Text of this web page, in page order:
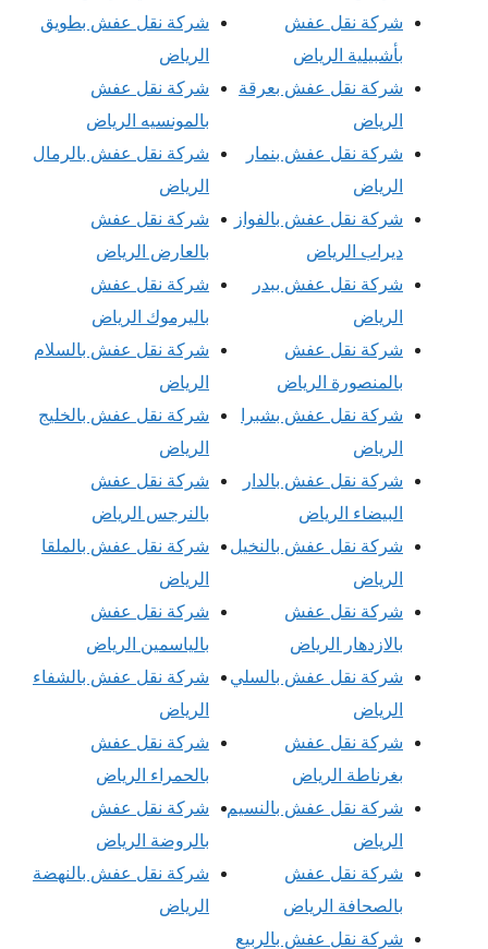
شركة نقل عفش
بأشبيلية الرياض
شركة نقل عفش بعرقة
الرياض
شركة نقل عفش بنمار
الرياض
شركة نقل عفش بالفواز
ديراب الرياض
شركة نقل عفش ببدر
الرياض
شركة نقل عفش
بالمنصورة الرياض
شركة نقل عفش بشبرا
الرياض
شركة نقل عفش بالدار
البيضاء الرياض
شركة نقل عفش بالنخيل
الرياض
شركة نقل عفش
بالازدهار الرياض
شركة نقل عفش بالسلي
الرياض
شركة نقل عفش
بغرناطة الرياض
شركة نقل عفش بالنسيم
الرياض
شركة نقل عفش
بالصحافة الرياض
شركة نقل عفش بالربيع
شركة نقل عفش بطويق
الرياض
شركة نقل عفش
بالمونسيه الرياض
شركة نقل عفش بالرمال
الرياض
شركة نقل عفش
بالعارض الرياض
شركة نقل عفش
باليرموك الرياض
شركة نقل عفش بالسلام
الرياض
شركة نقل عفش بالخليج
الرياض
شركة نقل عفش
بالنرجس الرياض
شركة نقل عفش بالملقا
الرياض
شركة نقل عفش
بالياسمين الرياض
شركة نقل عفش بالشفاء
الرياض
شركة نقل عفش
بالحمراء الرياض
شركة نقل عفش
بالروضة الرياض
شركة نقل عفش بالنهضة
الرياض